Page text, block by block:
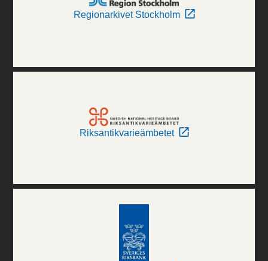
Regionarkivet Stockholm
Riksantikvarieämbetet